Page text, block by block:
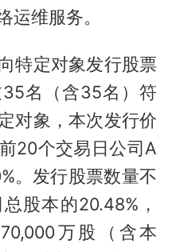
运维服务。
特定对象发行股票
名（含35名）符
对象，本次发行价
20个交易日公司A
。发行股票数量不
股本的20.48%，
万股（含本